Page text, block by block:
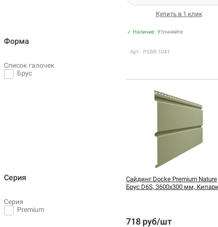
Форма
Список галочек
Брус
Серия
Серия
Premium
Купить в 1 клик
✓ Наличие:Уточняйте
Арт: PSBR-1041
Сайдинг Docke Premium Nature
Брус D6S, 3600х300 мм,
718 руб/шт